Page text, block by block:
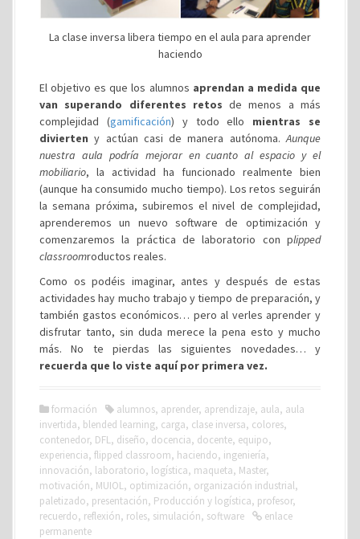
La clase inversa libera tiempo en el aula para aprender
haciendo
El objetivo es que los alumnos aprendan a medida que
van superando diferentes retos de menos a más
complejidad (gamificación) y todo ello mientras se
divierten y actúan casi de manera autónoma. Aunque
nuestra aula podría mejorar en cuanto al espacio y el
mobiliario, la actividad ha funcionado realmente bien
(aunque ha consumido mucho tiempo). Los retos seguirán
la semana próxima, subiremos el nivel de complejidad,
aprenderemos un nuevo software de optimización y
comenzaremos la práctica de laboratorio con plipped
classroomroductos reales.
Como os podéis imaginar, antes y después de estas
actividades hay mucho trabajo y tiempo de preparación, y
también gastos económicos… pero al verles aprender y
disfrutar tanto, sin duda merece la pena esto y mucho
más. No te pierdas las siguientes novedades… y
recuerda que lo viste aquí por primera vez.
formación alumnos, aprender, aprendizaje, aula, aula
invertida, blended learning, carga, clase inversa, colores,
contenedor, DFL, diseño, docencia, docente, equipo,
experiencia, flipped classroom, haciendo, ingeniería,
innovación, laboratorio, logística, maqueta, Master,
motivación, MUIOL, optimización, organización industrial,
paletizado, presentación, Producción y logística, profesor,
recuerdo, reflexión, roles, simulación, software
enlace
permanente